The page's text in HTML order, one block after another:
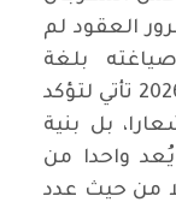
العقود لم
بلغة
سينمائية أكثر تعقيدا وعمقا. دورة 2026 تأتي لتؤكد
بل بنية
يُعد واحدا من
لا من حيث عدد